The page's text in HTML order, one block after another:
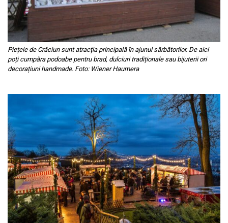
Piețele de Crăciun sunt atracția principală în ajunul sărbătorilor. De aici
poți cumpăra podoabe pentru brad, dulciuri tradiționale sau bijuterii ori
decorațiuni handmade. Foto: Wiener Haumera